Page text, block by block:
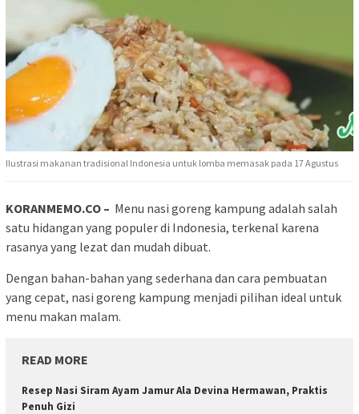
Ilustrasi makanan tradisional Indonesia untuk lomba memasak pada 17 Agustus
KORANMEMO.CO – Menu nasi goreng kampung adalah salah
satu hidangan yang populer di Indonesia, terkenal karena
rasanya yang lezat dan mudah dibuat.
Dengan bahan-bahan yang sederhana dan cara pembuatan
yang cepat, nasi goreng kampung menjadi pilihan ideal untuk
menu makan malam.
READ MORE
Resep Nasi Siram Ayam Jamur Ala Devina Hermawan, Praktis
Penuh Gizi